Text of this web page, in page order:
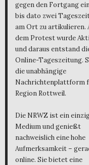
gegen den Fortgang
bis dato zwei
am Ort zu artikulieren.
dem Protest wurde
und daraus entstand
Online-Tageszeitung.
die unabhängige
Nachrichtenplattform
Region Rottweil.
Die NRWZ ist ein
Medium und genießt
nachweislich eine hohe
Aufmerksamkeit –
online. Sie bietet eine